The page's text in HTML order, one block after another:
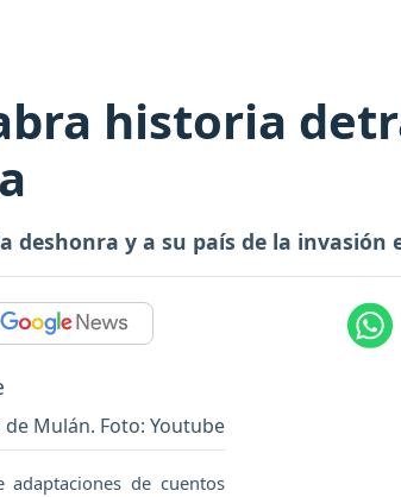
historia
deshonra y a su país de la invasión
Mulán. Foto: Youtube
de cuentos